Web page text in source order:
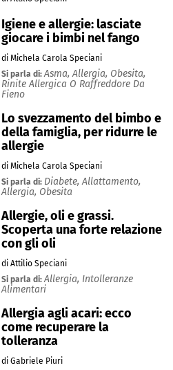
Igiene e allergie: lasciate
giocare i bimbi nel fango
di Michela Carola Speciani
Si parla di:Asma,Allergia, Obesita,
Rinite Allergica O Raffreddore Da
Fieno
Lo svezzamento del bimbo e
della famiglia, per ridurre le
allergie
di Michela Carola Speciani
Si parla di: Diabete,Allattamento,
Allergia, Obesita
Allergie, oli e grassi.
Scoperta una forte relazione
con gli oli
di Attilio Speciani
Si parla di:Allergia, Intolleranze
Alimentari
Allergia agli acari: ecco
come recuperare la
tolleranza
di Gabriele Piuri